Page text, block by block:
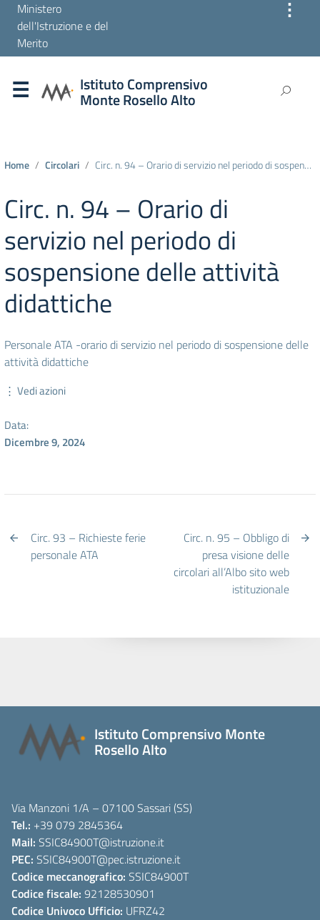
Ministero
dell'Istruzione e del
Merito
⋮
Istituto Comprensivo
Monte Rosello Alto
Home Circolari Circ. n. 94 – Orario di servizio nel periodo di sospensione delle attività didattiche
Circ. n. 94 – Orario di
servizio nel periodo di
sospensione delle attività
didattiche
Personale ATA -orario di servizio nel periodo di sospensione delle
attività didattiche
⋮ Vedi azioni
Data:
Dicembre 9, 2024
Circ. 93 – Richieste ferie
personale ATA
Circ. n. 95 – Obbligo di
presa visione delle
circolari all’Albo sito web
istituzionale
Istituto Comprensivo Monte
Rosello Alto
Via Manzoni 1/A – 07100 Sassari (SS)
Tel.: +39 079 2845364
Mail: SSIC84900T@istruzione.it
PEC: SSIC84900T@pec.istruzione.it
Codice meccanografico: SSIC84900T
Codice fiscale: 92128530901
Codice Univoco Ufficio: UFRZ42